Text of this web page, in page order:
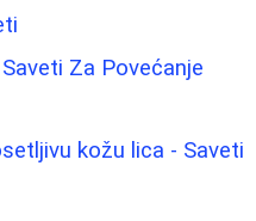
Za Povećanje
kožu lica - Saveti